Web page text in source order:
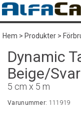
Hem>Produkter>
Dynamic
Beige/
5 cm x 5 m
Varunummer: 111919